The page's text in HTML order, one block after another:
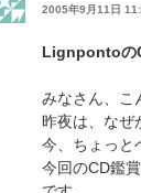
2005年9月11日
Lignpontoの
みなさん、こ
昨夜は、なぜ
今、ちょっと
今回のCD鑑